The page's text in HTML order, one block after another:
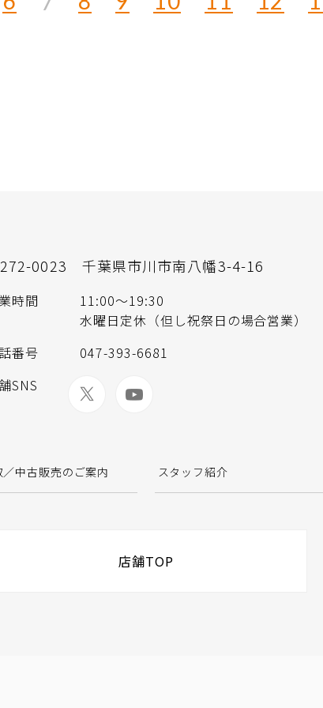
0023 千葉県市川市南八幡3-4-16
時間
11:00〜19:30
水曜日定休（但し祝祭日の場合営業）
番号
047-393-6681
SNS
中古販売のご案内 スタッフ紹介
店舗TOP